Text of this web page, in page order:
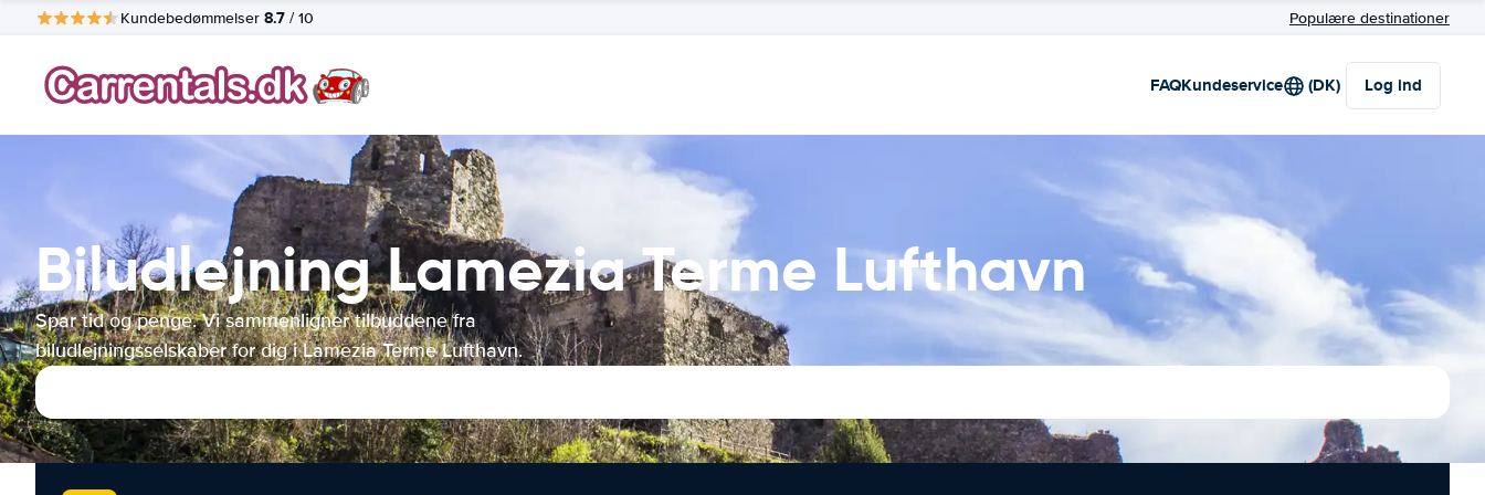
Kundebedømmelser 8.7 / 10 Populære destinationer
FAQKundeservice (DK) Log ind
Biludlejning Lamezia Terme Lufthavn
Spar tid og penge. Vi sammenligner tilbuddene fra
biludlejningsselskaber for dig i Lamezia Terme Lufthavn.